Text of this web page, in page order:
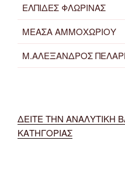
ΕΛΠΙΔΕΣ ΦΛΩΡΙΝΑΣ
ΜΕΑΣΑ ΑΜΜΟΧΩΡΙΟΥ
Μ.ΑΛΕΞΑΝΔΡΟΣ
ΔΕΙΤΕ ΤΗΝ ΑΝΑΛΥΤΙΚΗ
ΚΑΤΗΓΟΡΙΑΣ